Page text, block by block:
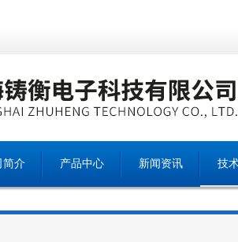
简介 产品中心 新闻资讯 技